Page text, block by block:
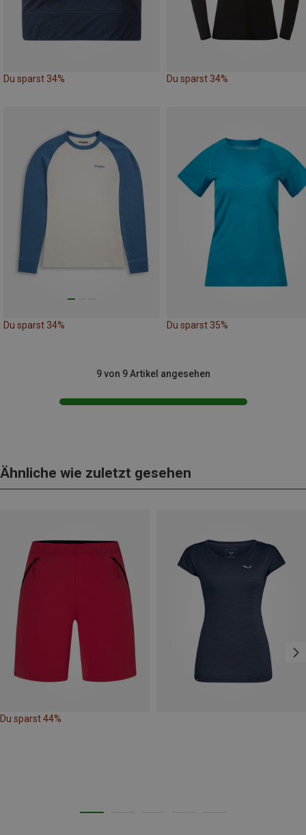
Du sparst 34% Du sparst 34%
Du sparst 34% Du sparst 35%
9 von 9 Artikel angesehen
Ähnliche wie zuletzt gesehen
Du sparst 44%